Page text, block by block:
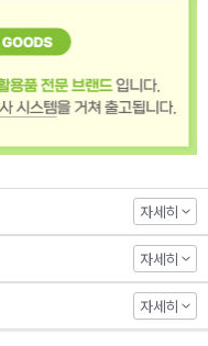
자세히
자세히
자세히